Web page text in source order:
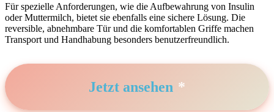
Für spezielle Anforderungen, wie die Aufbewahrung von Insulin
oder Muttermilch, bietet sie ebenfalls eine⁢ sichere Lösung.‍ Die
reversible, abnehmbare ⁣Tür und die komfortablen ⁣Griffe machen
Transport und Handhabung besonders benutzerfreundlich.
Jetzt ansehen